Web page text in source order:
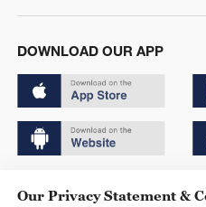
DOWNLOAD OUR APP
Our Privacy Statement &